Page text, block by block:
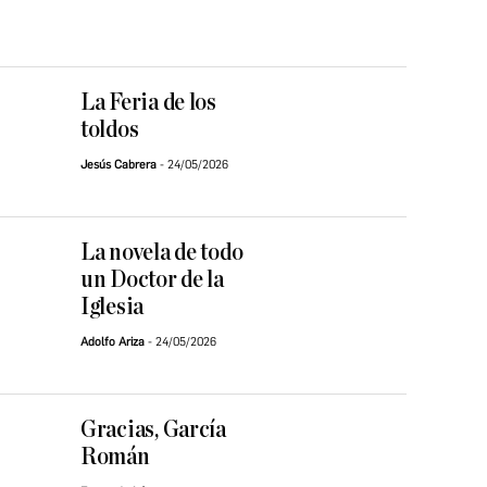
La Feria de los
toldos
Jesús Cabrera 24/05/2026
La novela de todo
un Doctor de la
Iglesia
Adolfo Ariza 24/05/2026
Gracias, García
Román